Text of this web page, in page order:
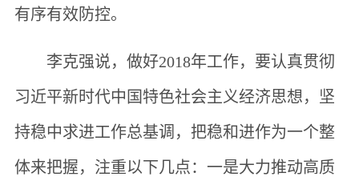
有序有效防控。
李克强说，做好2018年工作，要认真贯彻
习近平新时代中国特色社会主义经济思想，坚
持稳中求进工作总基调，把稳和进作为一个整
体来把握，注重以下几点：一是大力推动高质